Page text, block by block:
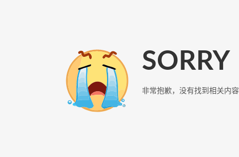
SORRY
非常抱歉，没有找到相关内容